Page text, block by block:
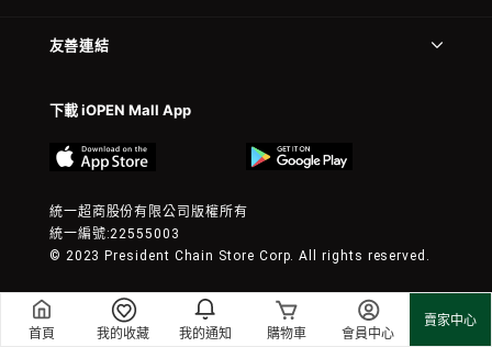
首頁 我的收藏 我的通知 購物車 會員中心
賣家中心
友善連結
下載 iOPEN Mall App
統一超商股份有限公司版權所有
統一編號:22555003
© 2023 President Chain Store Corp. All rights reserved.